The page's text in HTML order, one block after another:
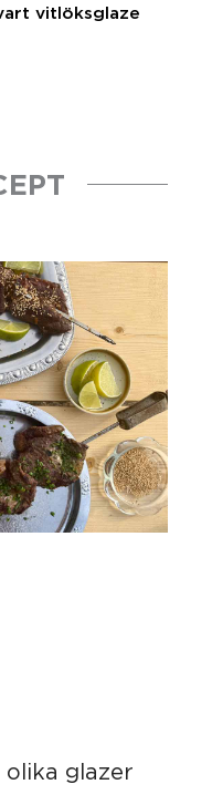
vitlöksglaze
olika glazer